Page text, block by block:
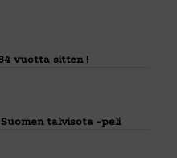
vuotta sitten !
talvisota -peli